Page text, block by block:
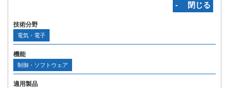
‐ 閉じる
技術分野
電気・電子
機能
制御・ソフトウェア
適用製品